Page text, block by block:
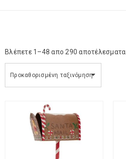
Βλέπετε 1–48 απο 290 αποτέλεσματα
Προκαθορισμένη ταξινόμηση